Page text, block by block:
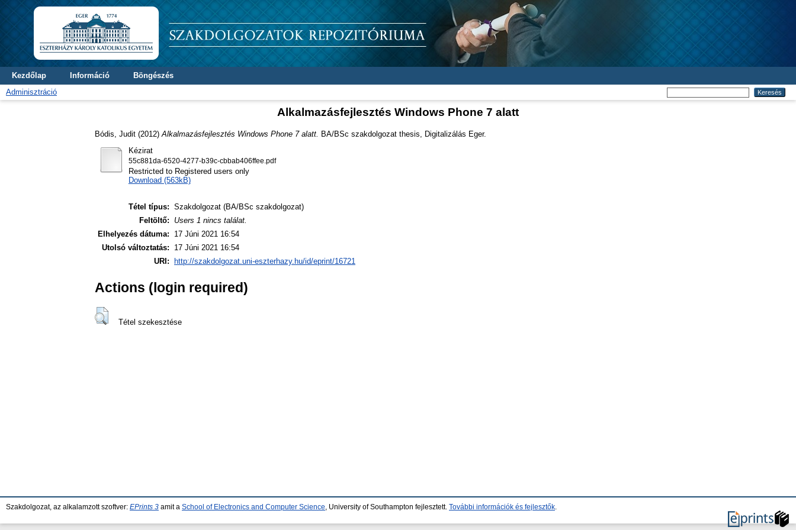
Kezdőlap Információ
Böngészés
Adminisztráció
Alkalmazásfejlesztés Windows Phone 7 alatt
Bódis, Judit (2012) Alkalmazásfejlesztés Windows Phone 7 alatt.
BA/BSc szakdolgozat thesis, Digitalizálás Eger.
Kézirat
55c881da-6520-4277-b39c-cbbab406ffee.pdf
Restricted to Registered users only
Download (563kB)
Tétel típus: Szakdolgozat (BA/BSc szakdolgozat)
Feltöltő:
Users 1 nincs találat.
Elhelyezés dátuma:
17 Júni 2021 16:54
Utolsó változtatás:
17 Júni 2021 16:54
URI:
http://szakdolgozat.uni-eszterhazy.hu/id/eprint/16721
Actions (login required)
Tétel szekesztése
Szakdolgozat, az alkalamzott szoftver: EPrints 3 amit a School of Electronics and Computer Science , University of Southampton fejlesztett. További információk és fejlesztők